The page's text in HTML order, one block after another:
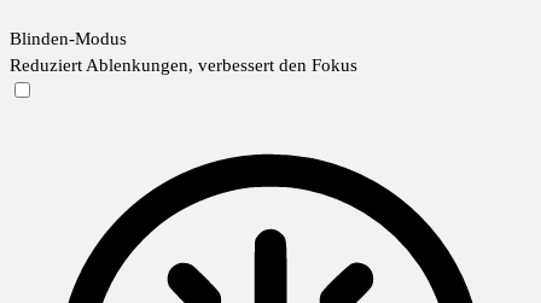
Blinden-Modus
Reduziert Ablenkungen, verbessert den Fokus